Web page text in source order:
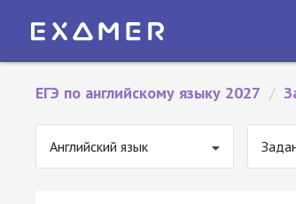
ЕГЭ по английскому языку 2027 /
Английский язык